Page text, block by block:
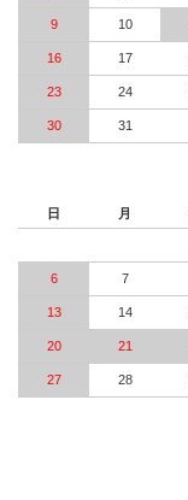
9 10
16 17
23 24
30 31
日 月
6 7
13 14
20 21
27 28